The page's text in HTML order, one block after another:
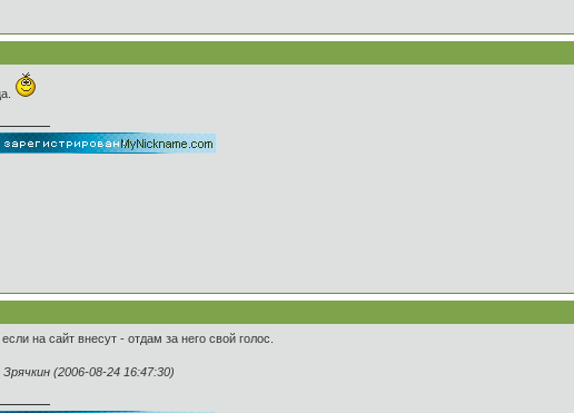
на сайт внесут - отдам за него свой голос.
(2006-08-24 16:47:30)